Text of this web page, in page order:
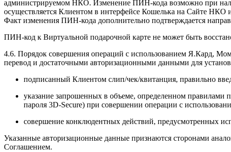
администрируемом НКО. Изменение ПИН-кода возможно при
осуществляется Клиентом в интерфейсе Кошелька на Сайте
Факт изменения ПИН-кода дополнительно подтверждается
ПИН-код к Виртуальной подарочной карте не может быть
4.6. Порядок совершения операций с использованием Я.Кард,
перевод и достаточными авторизационными данными для
подписанный Клиентом слип/чек/квитанция, правильно
указание запрошенных в объеме, определенном правилами
пароля 3D-Secure) при совершении операции с
совершение конклюдентных действий, предусмотренных
Указанные авторизационные данные признаются сторонами
Соглашением.